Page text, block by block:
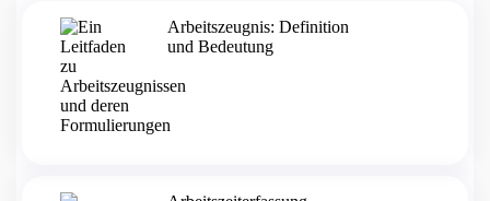
Arbeitszeugnis: Definition
und Bedeutung